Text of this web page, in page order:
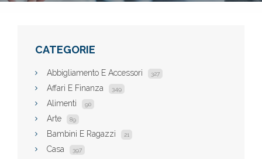
CATEGORIE
Abbigliamento E Accessori 327
Affari E Finanza 349
Alimenti 90
Arte 89
Bambini E Ragazzi 21
Casa 397